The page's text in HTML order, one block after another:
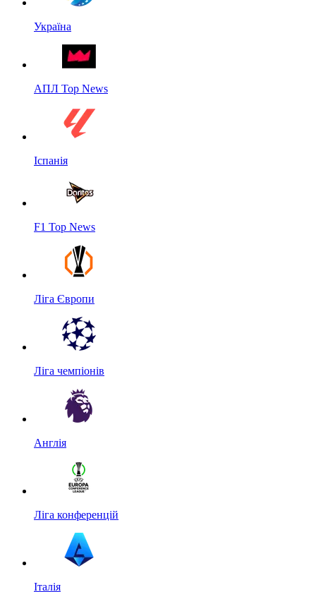
Україна
АПЛ Top News
Іспанія
F1 Top News
Ліга Європи
Ліга чемпіонів
Англія
Ліга конференцій
Італія